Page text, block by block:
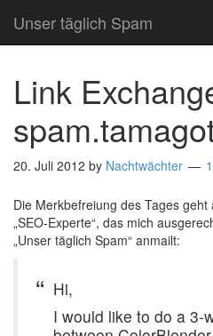
Unser täglich Spam
Link
20. Juli 2012 by Nachtwächter
Die Merkbefreiung des Tages
„SEO-Experte“, das mich
„Unser täglich Spam“ anmailt:
Hi,
I would like to do a 3-